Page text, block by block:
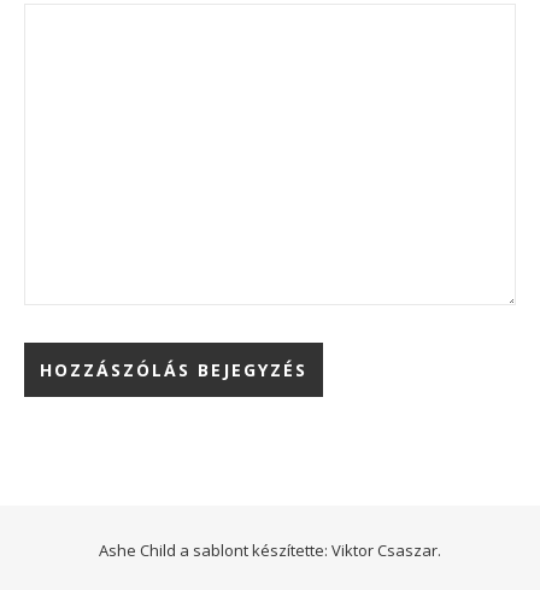
Ashe Child a sablont készítette: Viktor Csaszar.